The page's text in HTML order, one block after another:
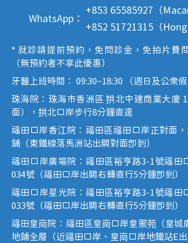
WhatsApp：
+853 65585927（
+852 51721315（Hong
* 就診請提前預約，免問診金，免拍片費
（無預約者不享此優惠）
牙醫上班時間： 09:30~18:30 （週日及公眾假
珠海院：珠海市香洲區 拱北中建商業大廈
面），拱北口岸步行8分鐘直達
福田口岸香江院：福田區福田口岸正對面
鋪（東鐵線落馬洲站出關對面即到）
福田口岸廣場院：福田區裕亨路3-1號福田
034號（福田口岸出關右轉直行5分鐘即到）
福田口岸星光院：福田區裕亨路3-1號福田
033號（福田口岸出關右轉直行5分鐘即到）
福田皇崗院：福田區皇崗口岸皇禦苑（皇城
地鋪全層（近福田口岸、皇崗口岸地鐵站E出